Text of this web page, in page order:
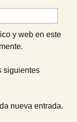
y web en este
siguientes
nueva entrada.